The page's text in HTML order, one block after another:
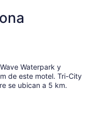
Waterpark y
de este motel. Tri-City
se ubican a 5 km.